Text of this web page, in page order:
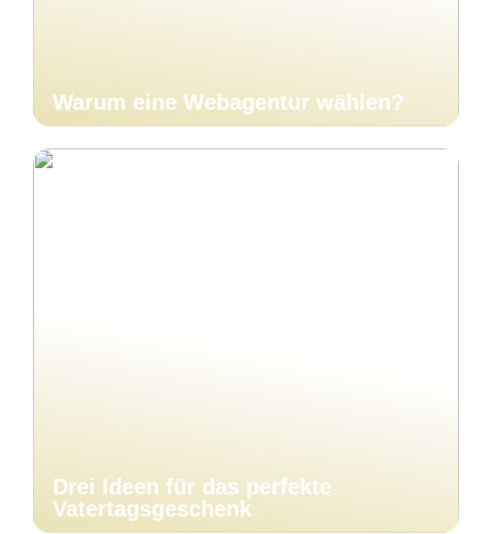
Warum eine Webagentur wählen?
Drei Ideen für das perfekte
Vatertagsgeschenk